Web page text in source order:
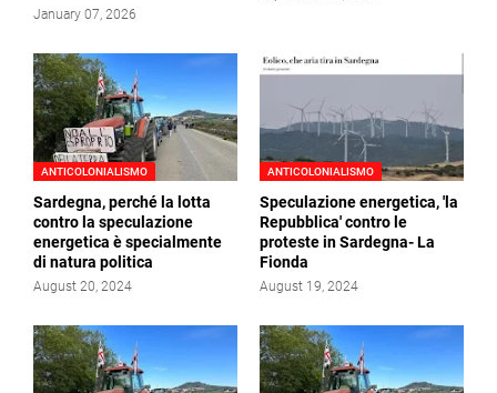
January 07, 2026
ANTICOLONIALISMO
Sardegna, perché la lotta
contro la speculazione
energetica è specialmente
di natura politica
August 20, 2024
ANTICOLONIALISMO
Speculazione energetica, 'la
Repubblica' contro le
proteste in Sardegna- La
Fionda
August 19, 2024